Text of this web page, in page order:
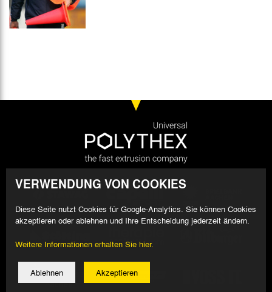
VERWENDUNG VON COOKIES
Diese Seite nutzt Cookies für Google-Analytics. Sie können Cookies
akzeptieren oder ablehnen und Ihre Entscheidung jederzeit ändern.
Weitere Informationen erhalten Sie hier.
Ablehnen Akzeptieren